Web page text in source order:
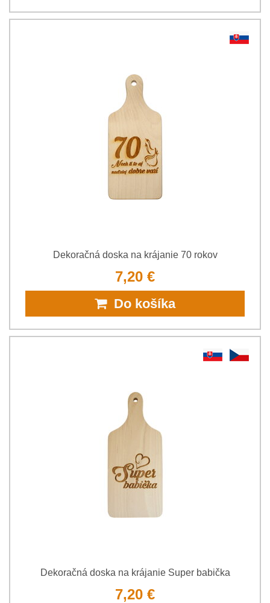
Dekoračná doska na krájanie 70 rokov
7,20 €
Do košíka
Dekoračná doska na krájanie Super babička
7,20 €